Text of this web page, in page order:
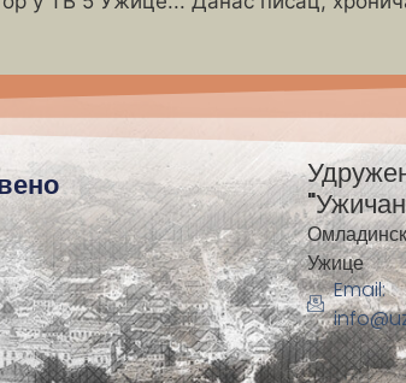
Ужице
Email: